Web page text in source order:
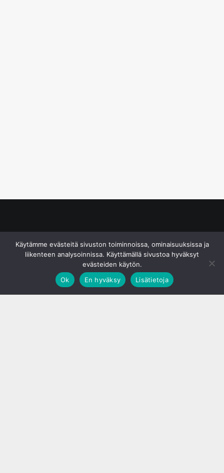
Käytämme evästeitä sivuston toiminnoissa, ominaisuuksissa ja
liikenteen analysoinnissa. Käyttämällä sivustoa hyväksyt
evästeiden käytön.
Ok
En hyväksy Lisätietoja